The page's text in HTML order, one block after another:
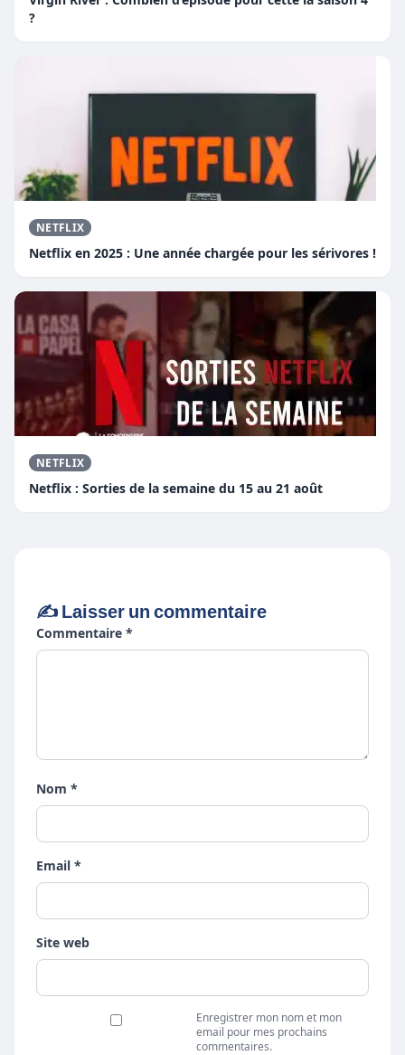
?
NETFLIX
Netflix en 2025 : Une année chargée pour les sérivores !
NETFLIX
Netflix : Sorties de la semaine du 15 au 21 août
✍️ Laisser un commentaire
Commentaire *
Nom *
Email *
Site web
Enregistrer mon nom et mon
email pour mes prochains
commentaires.